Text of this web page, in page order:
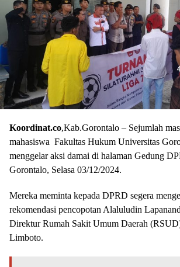
Koordinat.co,Kab.Gorontalo – Sejumlah
mahasiswa Fakultas Hukum Universitas
menggelar aksi damai di halaman Gedung
Gorontalo, Selasa 03/12/2024.
Mereka meminta kepada DPRD segera
rekomendasi pencopotan Alaluludin
Direktur Rumah Sakit Umum Daerah
Limboto.